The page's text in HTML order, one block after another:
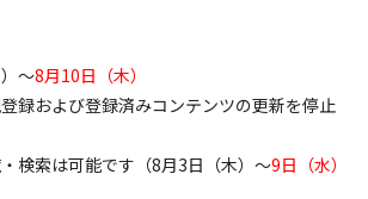
～8月10日（木）
録および登録済みコンテンツの更新を停止
検索は可能です（8月3日（木）～9日（水）